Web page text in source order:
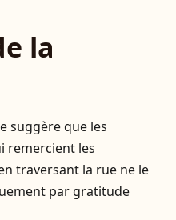
la
suggère que les
remercient les
traversant la rue ne le
par gratitude